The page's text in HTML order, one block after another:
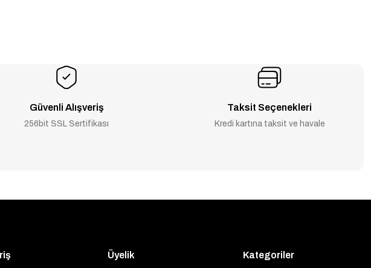
Güvenli Alışveriş
256bit SSL Sertifikası
Taksit Seçenekleri
Kredi kartına taksit ve havale
Üyelik Kategoriler